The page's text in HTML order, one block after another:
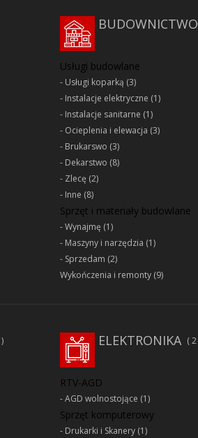
BUDOWNICTWO
Usługi budowlane
Usługi koparką (3)
Instalacje elektryczne (1)
Instalacje sanitarne (1)
Ocieplenia i elewacja (3)
Brukarswo (3)
Dekarstwo (8)
Zlecę (2)
Inne (8)
Sprzęt i materiały budowlane
Wynajmę (1)
Maszyny i narzędzia (1)
Sprzedam (2)
Wykończenia i remonty(9)
2
ELEKTRONIKA
RTV-AGD
AGD wolnostojące (1)
Sprzęt komputerowy
Drukarki i Skanery(1)